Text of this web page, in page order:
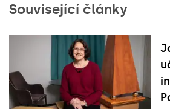
Související články